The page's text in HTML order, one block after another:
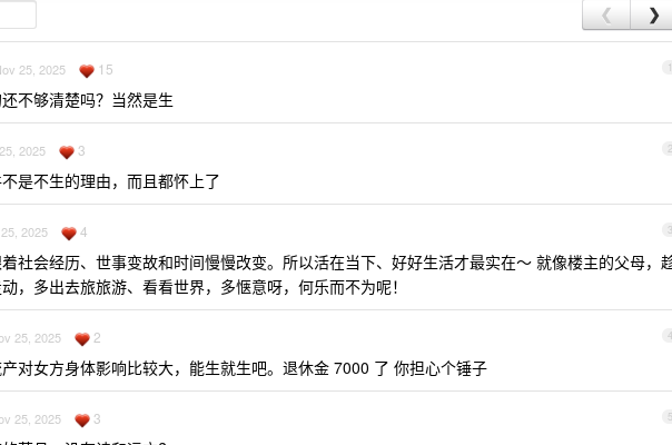
❮ ❯
1
25, 2025 15
不够清楚吗？当然是生
2
2025 3
是不生的理由，而且都怀上了
3
2025 4
社会经历、世事变故和时间慢慢改变。所以活在当下、好好生活才最实在～ 就像楼主的父母，
，多出去旅旅游、看看世界，多惬意呀，何乐而不为呢！
4
25, 2025 2
对女方身体影响比较大，能生就生吧。退休金 7000 了 你担心个锤子
5
25, 2025 3